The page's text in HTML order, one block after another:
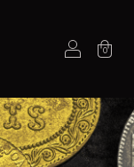
0